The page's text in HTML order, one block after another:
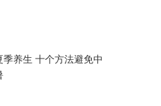
季养生 十个方法避免中